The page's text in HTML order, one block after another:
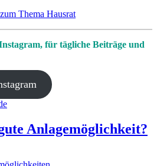
Thema Hausrat
für tägliche Beiträge und
Anlagemöglichkeit?